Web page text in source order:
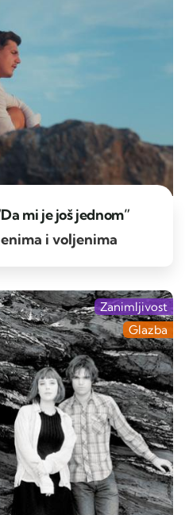
mi je još jednom”
i voljenima
Zanimljivost
Glazba